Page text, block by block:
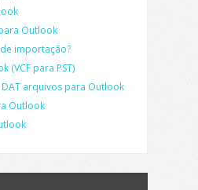
Outlook
importação?
(VCF para PST)
DAT arquivos para Outlook
Outlook